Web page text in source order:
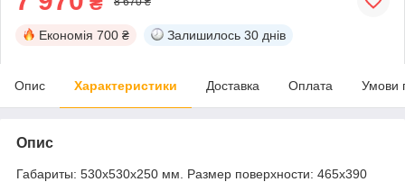
Економія 700 ₴ Залишилось 30 днів
Опис Характеристики Доставка Оплата Умови
Опис
Габариты: 530х530х250 мм. Размер поверхности: 465х390